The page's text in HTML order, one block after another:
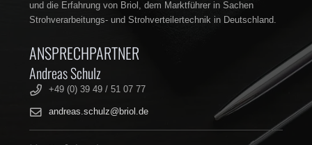
und die Erfahrung von Briol, dem Marktführer in Sachen
Strohverarbeitungs- und Strohverteilertechnik in Deutschland.
ANSPRECHPARTNER
Andreas Schulz
+49 (0) 39 49 / 51 07 77
andreas.schulz@briol.de